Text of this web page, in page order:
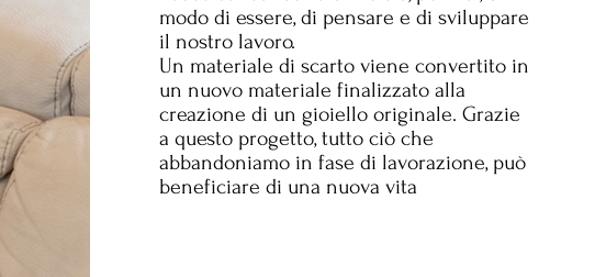
modo di essere, di pensare e di sviluppare
il nostro lavoro.
Un materiale di scarto viene convertito in
un nuovo materiale finalizzato alla
creazione di un gioiello originale. Grazie
a questo progetto, tutto ciò che
abbandoniamo in fase di lavorazione, può
beneficiare di una nuova vita